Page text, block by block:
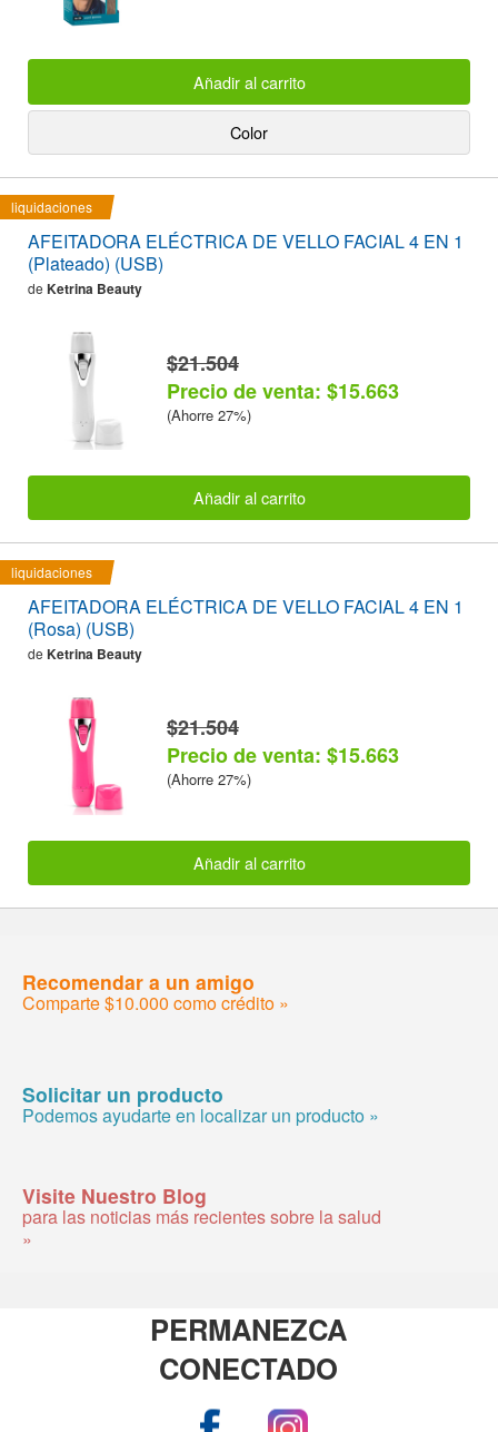
Añadir al carrito
Color
liquidaciones
AFEITADORA ELÉCTRICA DE VELLO FACIAL 4 EN 1
(Plateado) (USB)
de Ketrina Beauty
$21.504
Precio de venta: $15.663
(Ahorre 27%)
Añadir al carrito
liquidaciones
AFEITADORA ELÉCTRICA DE VELLO FACIAL 4 EN 1
(Rosa) (USB)
de Ketrina Beauty
$21.504
Precio de venta: $15.663
(Ahorre 27%)
Añadir al carrito
Recomendar a un amigo
Comparte $10.000 como crédito »
Solicitar un producto
Podemos ayudarte en localizar un producto »
Visite Nuestro Blog
para las noticias más recientes sobre la salud
»
PERMANEZCA
CONECTADO